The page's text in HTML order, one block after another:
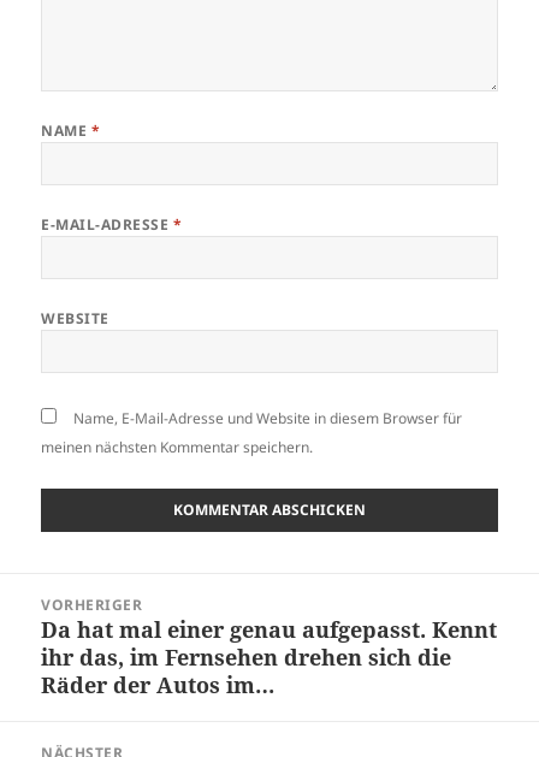
NAME *
E-MAIL-ADRESSE *
WEBSITE
Name, E-Mail-Adresse und Website in diesem Browser für
meinen nächsten Kommentar speichern.
VORHERIGER
Vorheriger
Beitrag:
Da hat mal einer genau aufgepasst. Kennt
ihr das, im Fernsehen drehen sich die
Räder der Autos im…
NÄCHSTER